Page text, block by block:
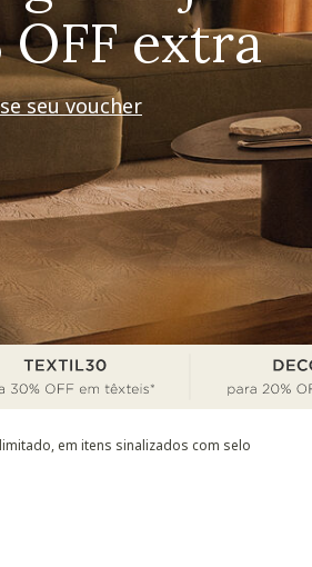
mudanças
Decorar
em itens sinalizados com selo